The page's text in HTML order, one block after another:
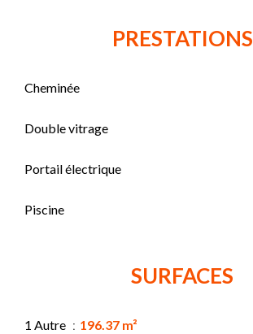
PRESTATIONS
Cheminée
Double vitrage
Portail électrique
Piscine
SURFACES
1 Autre 196.37 m²